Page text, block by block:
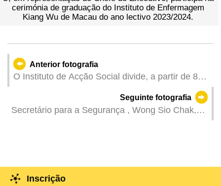
cerimónia de graduação do Instituto de Enfermagem
Kiang Wu de Macau do ano lectivo 2023/2024.
Anterior fotografia
O Instituto de Acção Social divide, a partir de 8
para proceder à escolha do apartamento
residencial do Governo para Idosos.
Seguinte fotografia
Secretário para a Segurança , Wong Sio Chak,
Inscrição